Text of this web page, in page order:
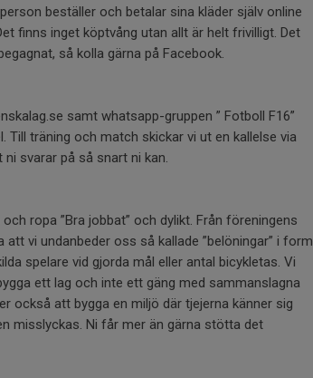
beställer och betalar sina kläder själv online
finns inget köptvång utan allt är helt frivilligt. Det
så kolla gärna på Facebook.
samt whatsapp-gruppen ” Fotboll F16”
Till träning och match skickar vi ut en kallelse via
svarar på så snart ni kan.
ropa ”Bra jobbat” och dylikt. Från föreningens
vi undanbeder oss så kallade ”belöningar” i form
spelare vid gjorda mål eller antal bicykletas. Vi
ett lag och inte ett gäng med sammanslagna
också att bygga en miljö där tjejerna känner sig
misslyckas. Ni får mer än gärna stötta det